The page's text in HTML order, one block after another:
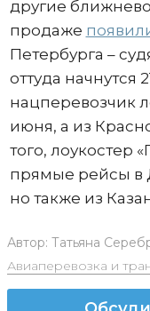
другие
продаже
Петербурга –
оттуда начнутся
нацперевозчик
июня, а из
того, лоукостер
прямые рейсы в
но также из
Автор: Татьяна
Авиаперевозка и